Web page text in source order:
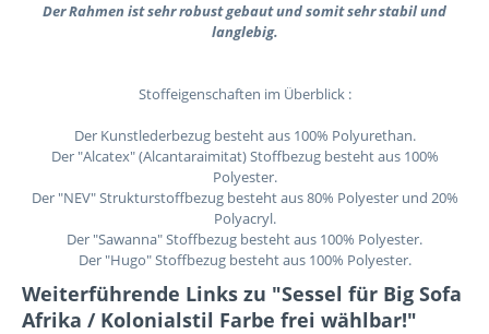
Der Rahmen ist sehr robust gebaut und somit sehr stabil und
langlebig.
Stoffeigenschaften im Überblick :
Der Kunstlederbezug besteht aus 100% Polyurethan.
Der "Alcatex" (Alcantaraimitat) Stoffbezug besteht aus 100%
Polyester.
Der "NEV" Strukturstoffbezug besteht aus 80% Polyester und 20%
Polyacryl.
Der "Sawanna" Stoffbezug besteht aus 100% Polyester.
Der "Hugo" Stoffbezug besteht aus 100% Polyester.
Weiterführende Links zu "Sessel für Big Sofa
Afrika / Kolonialstil Farbe frei wählbar!"